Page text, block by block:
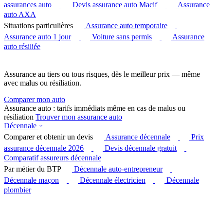
assurances auto
Devis assurance auto Macif
Assurance
auto AXA
Situations particulières
Assurance auto temporaire
Assurance auto 1 jour
Voiture sans permis
Assurance
auto résiliée
Assurance au tiers ou tous risques, dès le meilleur prix — même
avec malus ou résiliation.
Comparer mon auto
Assurance auto : tarifs immédiats même en cas de malus ou
résiliation Trouver mon assurance auto
Décennale
Comparer et obtenir un devis
Assurance décennale
Prix
assurance décennale 2026
Devis décennale gratuit
Comparatif assureurs décennale
Par métier du BTP
Décennale auto-entrepreneur
Décennale maçon
Décennale électricien
Décennale
plombier